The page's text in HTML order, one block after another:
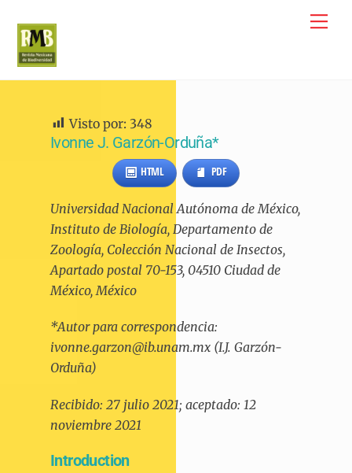
content
Visto por: 348
Ivonne J. Garzón-Orduña*
HTML PDF
Universidad Nacional Autónoma de México,
Instituto de Biología, Departamento de
Zoología, Colección Nacional de Insectos,
Apartado postal 70-153, 04510 Ciudad de
México, México
*Autor para correspondencia:
ivonne.garzon@ib.unam.mx (I.J. Garzón-
Orduña)
Recibido: 27 julio 2021; aceptado: 12
noviembre 2021
Introduction